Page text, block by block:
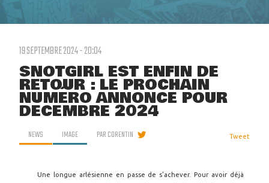
19 SEPTEMBRE 2024 - 20:04
SNOTGIRL EST ENFIN DE
RETOUR : LE PROCHAIN
NUMÉRO ANNONCÉ POUR
DÉCEMBRE 2024
NEWS IMAGE PARCORENTIN Tweet
Une longue arlésienne en passe de s'achever. Pour avoir déjà